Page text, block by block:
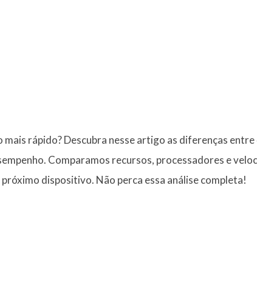
rápido? Descubra nesse artigo as diferenças
Comparamos recursos, processadores e
dispositivo. Não perca essa análise completa!